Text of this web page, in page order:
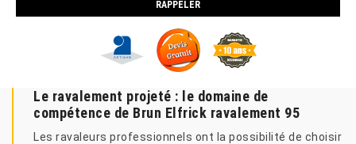
Le ravalement projeté : le domaine de
compétence de Brun Elfrick ravalement 95
Les ravaleurs professionnels ont la possibilité de choisir